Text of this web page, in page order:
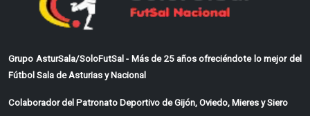
Grupo AsturSala/SoloFutSal - Más de 25 años ofreciéndote lo mejor del
Fútbol Sala de Asturias y Nacional
Colaborador del Patronato Deportivo de Gijón, Oviedo, Mieres y Siero